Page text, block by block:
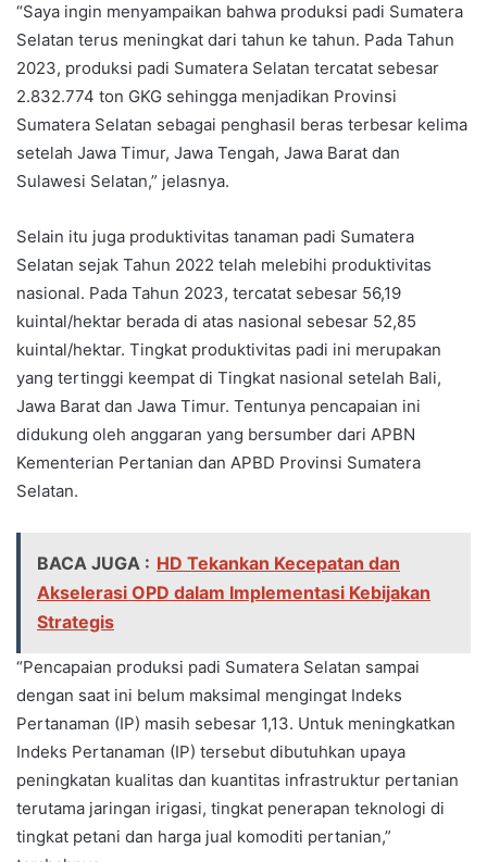
“Saya ingin menyampaikan bahwa produksi padi Sumatera
Selatan terus meningkat dari tahun ke tahun. Pada Tahun
2023, produksi padi Sumatera Selatan tercatat sebesar
2.832.774 ton GKG sehingga menjadikan Provinsi
Sumatera Selatan sebagai penghasil beras terbesar kelima
setelah Jawa Timur, Jawa Tengah, Jawa Barat dan
Sulawesi Selatan,” jelasnya.
Selain itu juga produktivitas tanaman padi Sumatera
Selatan sejak Tahun 2022 telah melebihi produktivitas
nasional. Pada Tahun 2023, tercatat sebesar 56,19
kuintal/hektar berada di atas nasional sebesar 52,85
kuintal/hektar. Tingkat produktivitas padi ini merupakan
yang tertinggi keempat di Tingkat nasional setelah Bali,
Jawa Barat dan Jawa Timur. Tentunya pencapaian ini
didukung oleh anggaran yang bersumber dari APBN
Kementerian Pertanian dan APBD Provinsi Sumatera
Selatan.
BACA JUGA : HD Tekankan Kecepatan dan
Akselerasi OPD dalam Implementasi Kebijakan
Strategis
“Pencapaian produksi padi Sumatera Selatan sampai
dengan saat ini belum maksimal mengingat Indeks
Pertanaman (IP) masih sebesar 1,13. Untuk meningkatkan
Indeks Pertanaman (IP) tersebut dibutuhkan upaya
peningkatan kualitas dan kuantitas infrastruktur pertanian
terutama jaringan irigasi, tingkat penerapan teknologi di
tingkat petani dan harga jual komoditi pertanian,”